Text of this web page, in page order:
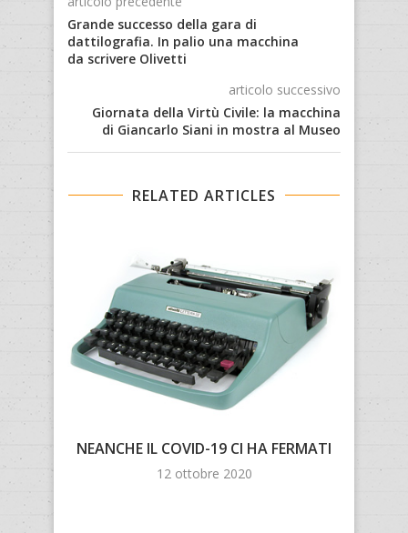
Grande successo della gara di
dattilografia. In palio una macchina
da scrivere Olivetti
articolo successivo
Giornata della Virtù Civile: la macchina
di Giancarlo Siani in mostra al Museo
RELATED ARTICLES
NEANCHE IL COVID-19 CI HA FERMATI
12 ottobre 2020